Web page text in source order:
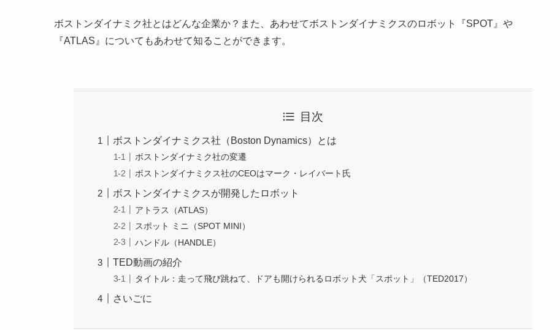
ボストンダイナミク社とはどんな企業か？また、あわせてボストンダイナミクスのロボット『SPOT』や
『ATLAS』についてもあわせて知ることができます。
目次
ボストンダイナミクス社（Boston Dynamics）とは
ボストンダイナミク社の変遷
ボストンダイナミクス社のCEOはマーク・レイバート氏
ボストンダイナミクスが開発したロボット
アトラス（ATLAS）
スポット ミニ（SPOT MINI）
ハンドル（HANDLE）
TED動画の紹介
タイトル：走って飛び跳ねて、ドアも開けられるロボット犬「スポット」（TED2017）
さいごに